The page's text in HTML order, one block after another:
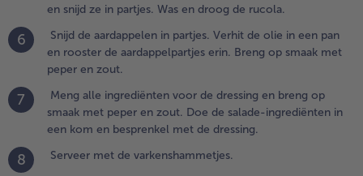
de
in
Verhit
olie in een
en snijd ze in partjes. Was en droog de rucola.
6
Snijd de aardappelen in partjes. Verhit de olie in een pan
en rooster de aardappelpartjes erin. Breng op smaak met
peper en zout.
7
Meng alle ingrediënten voor de dressing en breng op
smaak met peper en zout. Doe de salade-ingrediënten in
een kom en besprenkel met de dressing.
8 Serveer met de varkenshammetjes.